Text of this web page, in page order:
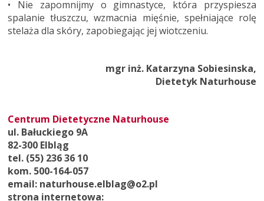
• Nie zapomnijmy o gimnastyce, która przyspiesza
spalanie tłuszczu, wzmacnia mięśnie, spełniające rolę
stelaża dla skóry, zapobiegając jej wiotczeniu.
mgr inż. Katarzyna Sobiesinska,
Dietetyk Naturhouse
Centrum Dietetyczne Naturhouse
ul. Bałuckiego 9A
82-300 Elbląg
tel. (55) 236 36 10
kom. 500-164-057
email: naturhouse.elblag@o2.pl
strona internetowa: